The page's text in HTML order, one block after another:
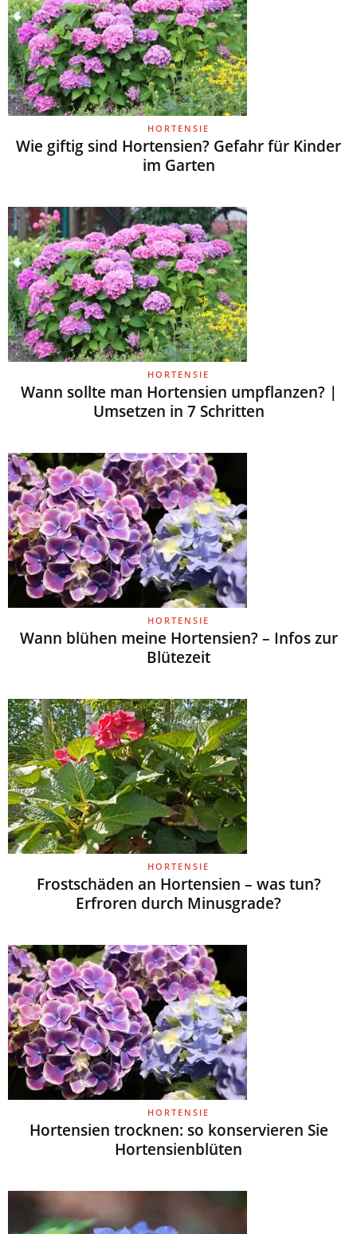
HORTENSIE
Wie giftig sind Hortensien? Gefahr für Kinder
im Garten
HORTENSIE
Wann sollte man Hortensien umpflanzen? |
Umsetzen in 7 Schritten
HORTENSIE
Wann blühen meine Hortensien? – Infos zur
Blütezeit
HORTENSIE
Frostschäden an Hortensien – was tun?
Erfroren durch Minusgrade?
HORTENSIE
Hortensien trocknen: so konservieren Sie
Hortensienblüten